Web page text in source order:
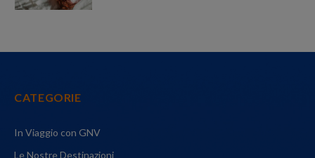
CATEGORIE
In Viaggio con GNV
Le Nostre Destinazioni